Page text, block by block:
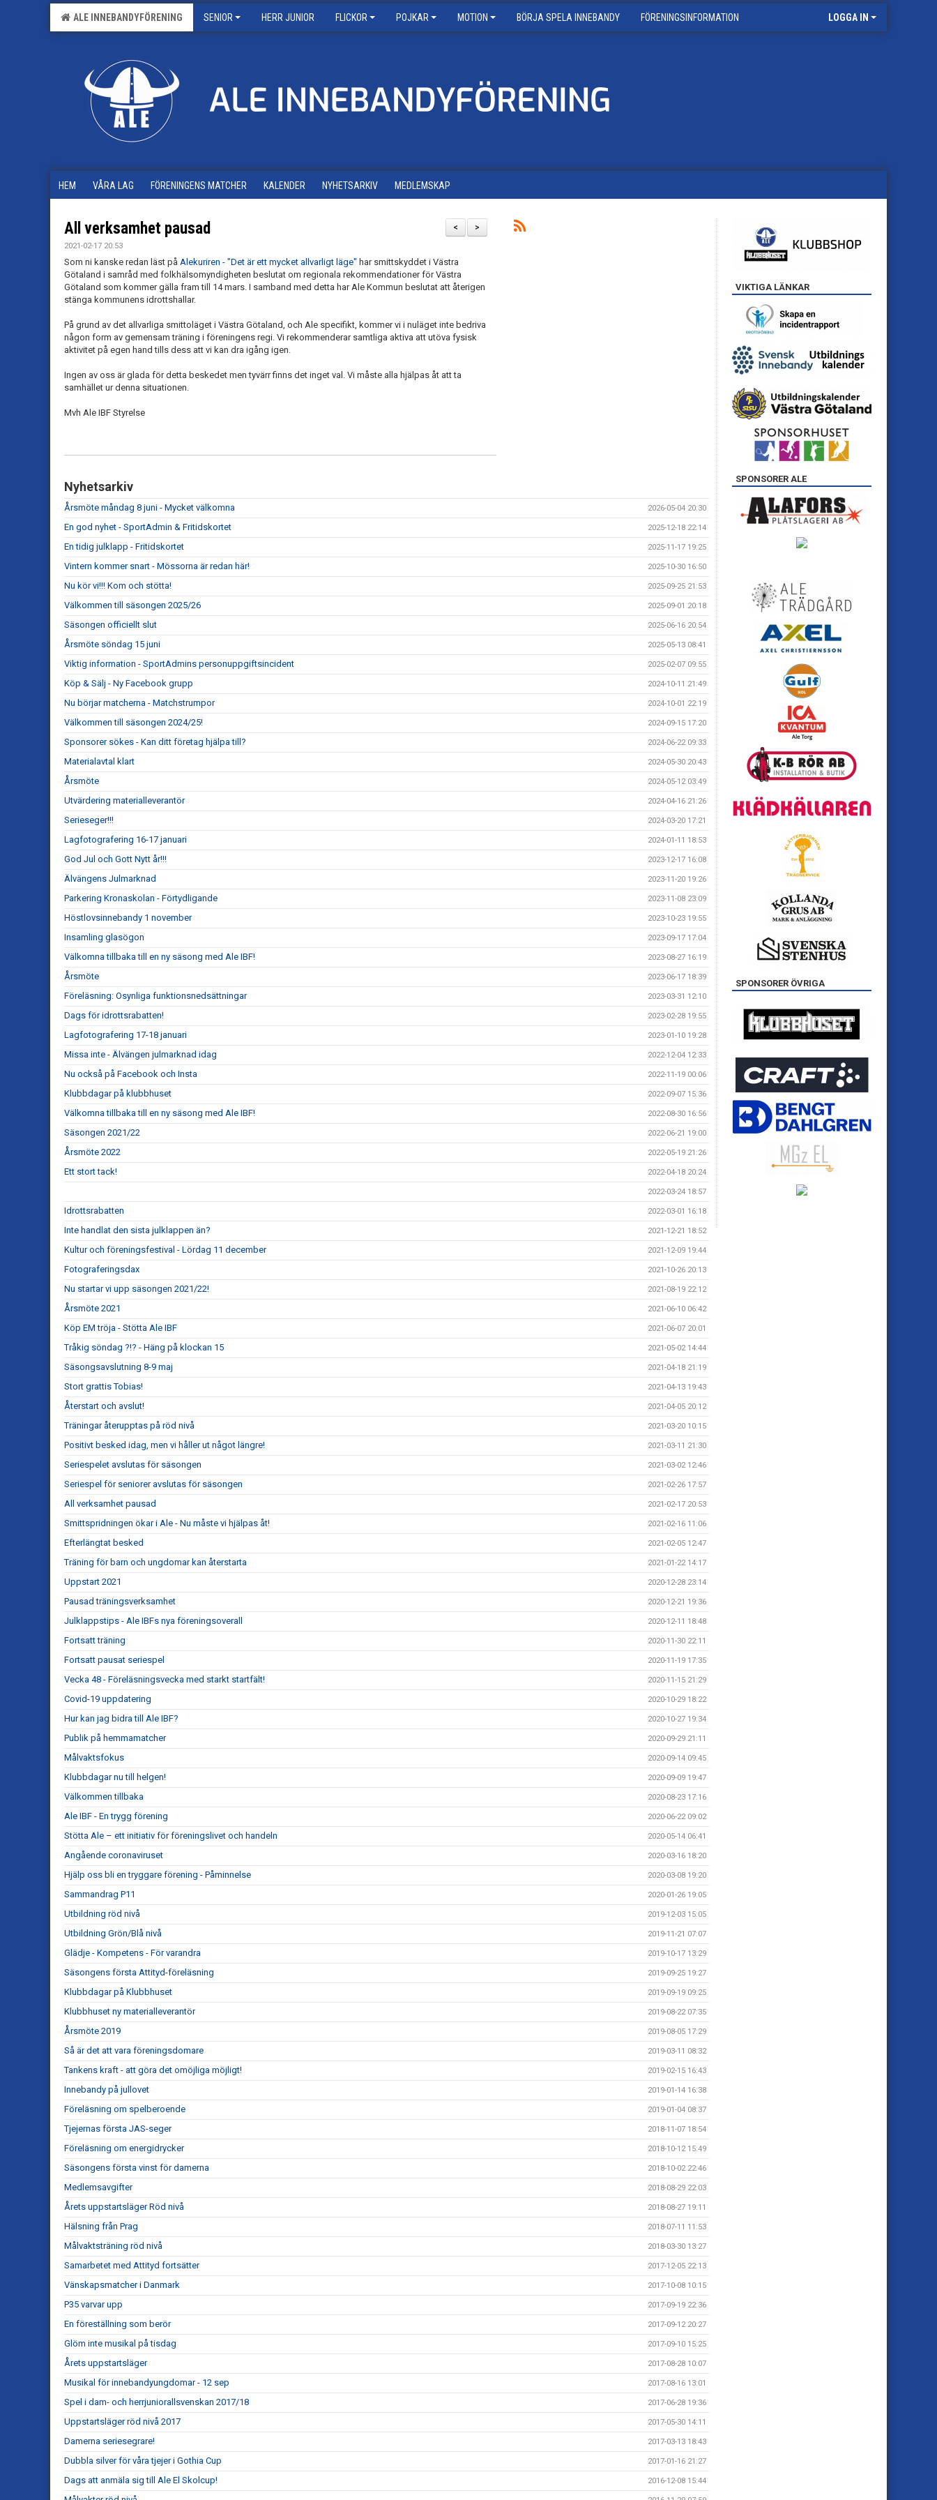
ALE INNEBANDYFÖRENING SENIOR HERR JUNIOR FLICKOR POJKAR MOTION BÖRJA SPELA INNEBANDY FÖRENINGSINFORMATION LOGGA IN
HEM VÅRA LAG FÖRENINGENS MATCHER KALENDER NYHETSARKIV MEDLEMSKAP
>
<
All verksamhet pausad
2021-02-17 20:53
Som ni kanske redan läst på Alekuriren - "Det är ett mycket allvarligt läge" har smittskyddet i Västra
Götaland i samråd med folkhälsomyndigheten beslutat om regionala rekommendationer för Västra
Götaland som kommer gälla fram till 14 mars. I samband med detta har Ale Kommun beslutat att återigen
stänga kommunens idrottshallar.
På grund av det allvarliga smittoläget i Västra Götaland, och Ale specifikt, kommer vi i nuläget inte bedriva
någon form av gemensam träning i föreningens regi. Vi rekommenderar samtliga aktiva att utöva fysisk
aktivitet på egen hand tills dess att vi kan dra igång igen.
Ingen av oss är glada för detta beskedet men tyvärr finns det inget val. Vi måste alla hjälpas åt att ta
samhället ur denna situationen.
Mvh Ale IBF Styrelse
Nyhetsarkiv
Årsmöte måndag 8 juni - Mycket välkomna 2026-05-04 20:30
En god nyhet - SportAdmin & Fritidskortet 2025-12-18 22:14
En tidig julklapp - Fritidskortet 2025-11-17 19:25
Vintern kommer snart - Mössorna är redan här! 2025-10-30 16:50
Nu kör vi!!! Kom och stötta! 2025-09-25 21:53
Välkommen till säsongen 2025/26 2025-09-01 20:18
Säsongen officiellt slut 2025-06-16 20:54
Årsmöte söndag 15 juni 2025-05-13 08:41
Viktig information - SportAdmins personuppgiftsincident 2025-02-07 09:55
Köp & Sälj - Ny Facebook grupp 2024-10-11 21:49
Nu börjar matcherna - Matchstrumpor 2024-10-01 22:19
Välkommen till säsongen 2024/25! 2024-09-15 17:20
Sponsorer sökes - Kan ditt företag hjälpa till? 2024-06-22 09:33
Materialavtal klart 2024-05-30 20:43
Årsmöte 2024-05-12 03:49
Utvärdering materialleverantör 2024-04-16 21:26
Serieseger!!! 2024-03-20 17:21
Lagfotografering 16-17 januari 2024-01-11 18:53
God Jul och Gott Nytt år!!! 2023-12-17 16:08
Älvängens Julmarknad 2023-11-20 19:26
Parkering Kronaskolan - Förtydligande 2023-11-08 23:09
Höstlovsinnebandy 1 november 2023-10-23 19:55
Insamling glasögon 2023-09-17 17:04
Välkomna tillbaka till en ny säsong med Ale IBF! 2023-08-27 16:19
Årsmöte 2023-06-17 18:39
Föreläsning: Osynliga funktionsnedsättningar 2023-03-31 12:10
Dags för idrottsrabatten! 2023-02-28 19:55
Lagfotografering 17-18 januari 2023-01-10 19:28
Missa inte - Älvängen julmarknad idag 2022-12-04 12:33
Nu också på Facebook och Insta 2022-11-19 00:06
Klubbdagar på klubbhuset 2022-09-07 15:36
Välkomna tillbaka till en ny säsong med Ale IBF! 2022-08-30 16:56
Säsongen 2021/22 2022-06-21 19:00
Årsmöte 2022 2022-05-19 21:26
Ett stort tack! 2022-04-18 20:24
2022-03-24 18:57
Idrottsrabatten 2022-03-01 16:18
Inte handlat den sista julklappen än? 2021-12-21 18:52
Kultur och föreningsfestival - Lördag 11 december 2021-12-09 19:44
Fotograferingsdax 2021-10-26 20:13
Nu startar vi upp säsongen 2021/22! 2021-08-19 22:12
Årsmöte 2021 2021-06-10 06:42
Köp EM tröja - Stötta Ale IBF 2021-06-07 20:01
Tråkig söndag ?!? - Häng på klockan 15 2021-05-02 14:44
Säsongsavslutning 8-9 maj 2021-04-18 21:19
Stort grattis Tobias! 2021-04-13 19:43
Återstart och avslut! 2021-04-05 20:12
Träningar återupptas på röd nivå 2021-03-20 10:15
Positivt besked idag, men vi håller ut något längre! 2021-03-11 21:30
Seriespelet avslutas för säsongen 2021-03-02 12:46
Seriespel för seniorer avslutas för säsongen 2021-02-26 17:57
All verksamhet pausad 2021-02-17 20:53
Smittspridningen ökar i Ale - Nu måste vi hjälpas åt! 2021-02-16 11:06
Efterlängtat besked 2021-02-05 12:47
Träning för barn och ungdomar kan återstarta 2021-01-22 14:17
Uppstart 2021 2020-12-28 23:14
Pausad träningsverksamhet 2020-12-21 19:36
Julklappstips - Ale IBFs nya föreningsoverall 2020-12-11 18:48
Fortsatt träning 2020-11-30 22:11
Fortsatt pausat seriespel 2020-11-19 17:35
Vecka 48 - Föreläsningsvecka med starkt startfält! 2020-11-15 21:29
Covid-19 uppdatering 2020-10-29 18:22
Hur kan jag bidra till Ale IBF? 2020-10-27 19:34
Publik på hemmamatcher 2020-09-29 21:11
Målvaktsfokus 2020-09-14 09:45
Klubbdagar nu till helgen! 2020-09-09 19:47
Välkommen tillbaka 2020-08-23 17:16
Ale IBF - En trygg förening 2020-06-22 09:02
Stötta Ale – ett initiativ för föreningslivet och handeln 2020-05-14 06:41
Angående coronaviruset 2020-03-16 18:20
Hjälp oss bli en tryggare förening - Påminnelse 2020-03-08 19:20
Sammandrag P11 2020-01-26 19:05
Utbildning röd nivå 2019-12-03 15:05
Utbildning Grön/Blå nivå 2019-11-21 07:07
Glädje - Kompetens - För varandra 2019-10-17 13:29
Säsongens första Attityd-föreläsning 2019-09-25 19:27
Klubbdagar på Klubbhuset 2019-09-19 09:25
Klubbhuset ny materialleverantör 2019-08-22 07:35
Årsmöte 2019 2019-08-05 17:29
Så är det att vara föreningsdomare 2019-03-11 08:32
Tankens kraft - att göra det omöjliga möjligt! 2019-02-15 16:43
Innebandy på jullovet 2019-01-14 16:38
Föreläsning om spelberoende 2019-01-04 08:37
Tjejernas första JAS-seger 2018-11-07 18:54
Föreläsning om energidrycker 2018-10-12 15:49
Säsongens första vinst för damerna 2018-10-02 22:46
Medlemsavgifter 2018-08-29 22:03
Årets uppstartsläger Röd nivå 2018-08-27 19:11
Hälsning från Prag 2018-07-11 11:53
Målvaktsträning röd nivå 2018-03-30 13:27
Samarbetet med Attityd fortsätter 2017-12-05 22:13
Vänskapsmatcher i Danmark 2017-10-08 10:15
P35 varvar upp 2017-09-19 22:36
En föreställning som berör 2017-09-12 20:27
Glöm inte musikal på tisdag 2017-09-10 15:25
Årets uppstartsläger 2017-08-28 10:07
Musikal för innebandyungdomar - 12 sep 2017-08-16 13:01
Spel i dam- och herrjuniorallsvenskan 2017/18 2017-06-28 19:36
Uppstartsläger röd nivå 2017 2017-05-30 14:11
Damerna seriesegrare! 2017-03-13 18:43
Dubbla silver för våra tjejer i Gothia Cup 2017-01-16 21:27
Dags att anmäla sig till Ale El Skolcup! 2016-12-08 15:44
VIKTIGA LÄNKAR
SPONSORER ALE
SPONSORER ÖVRIGA